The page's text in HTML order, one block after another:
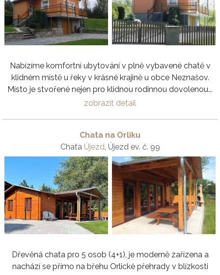
Nabízíme komfortní ubytování v plně vybavené chatě v
klidném místě u řeky v krásné krajině u obce Neznašov.
Místo je stvořené nejen pro klidnou rodinnou dovolenou...
zobrazit detail
Chata na Orliku
Chata Újezd, Újezd ev. č. 99
Dřevěná chata pro 5 osob (4+1), je moderně zařízena a
nachází se přímo na břehu Orlické přehrady v blízkosti